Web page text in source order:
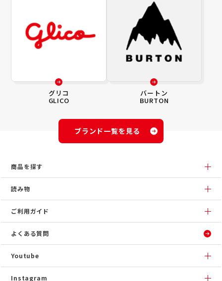
グリコ
GLICO
バートン
BURTON
ブランド一覧を見る
商品を探す
読み物
ご利用ガイド
よくある質問
Youtube
Instagram